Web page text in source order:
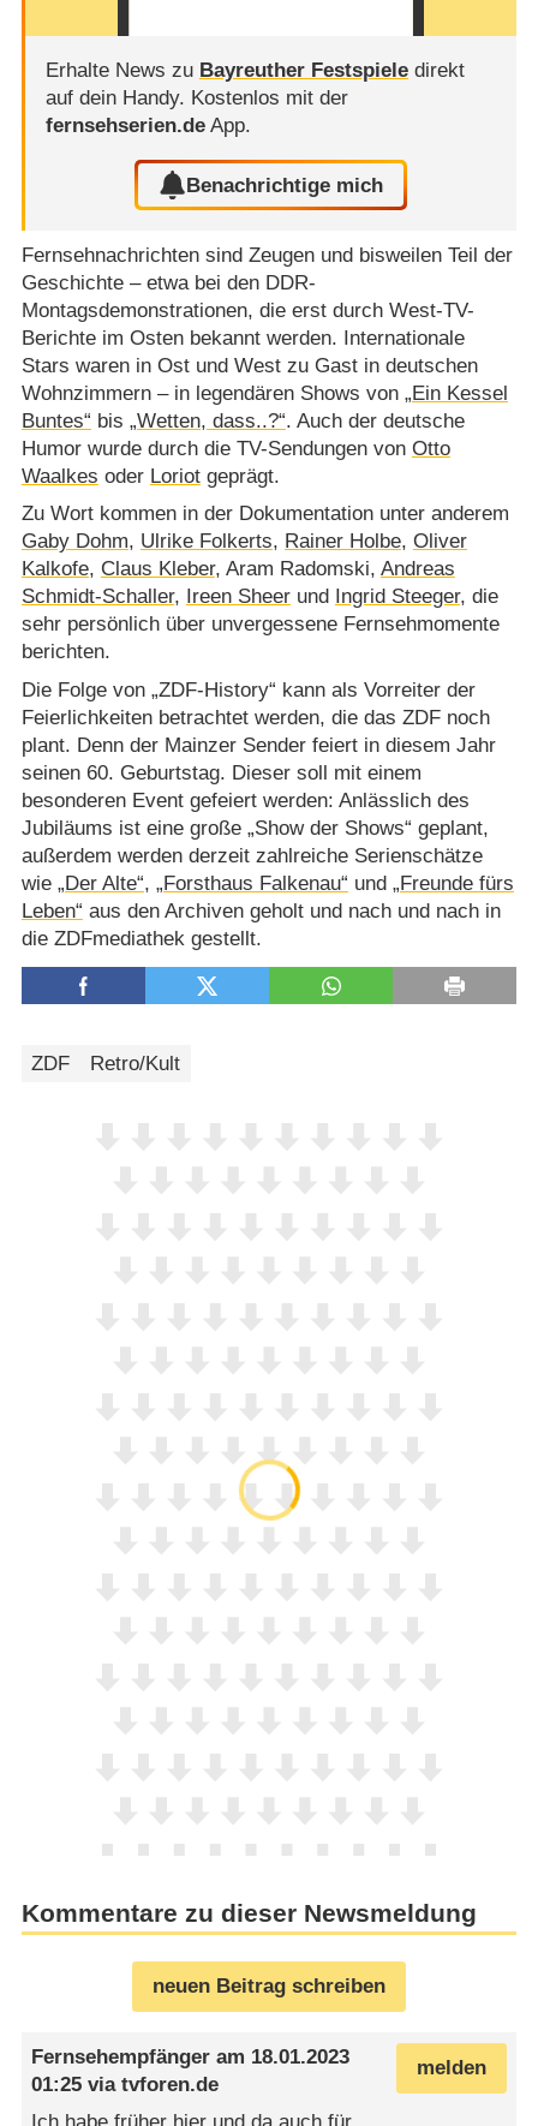
Erhalte News zu Bayreuther Festspieledirekt
auf dein Handy. Kostenlos mit der
fernsehserien.deApp.
Benachrichtige mich
Fernsehnachrichten sind Zeugen und bisweilen Teil der
Geschichte – etwa bei den DDR-
Montagsdemonstrationen, die erst durch West-TV-
Berichte im Osten bekannt werden. Internationale
Stars waren in Ost und West zu Gast in deutschen
Wohnzimmern – in legendären Shows von „Ein Kessel
Buntes“ bis „Wetten, dass..?“. Auch der deutsche
Humor wurde durch die TV-Sendungen von Otto
Waalkes oder Loriotgeprägt.
Zu Wort kommen in der Dokumentation unter anderem
Gaby Dohm, Ulrike Folkerts, Rainer Holbe, Oliver
Kalkofe, Claus Kleber, Aram Radomski, Andreas
Schmidt-Schaller, Ireen Sheerund Ingrid Steeger, die
sehr persönlich über unvergessene Fernsehmomente
berichten.
Die Folge von „ZDF-History“ kann als Vorreiter der
Feierlichkeiten betrachtet werden, die das ZDF noch
plant. Denn der Mainzer Sender feiert in diesem Jahr
seinen 60. Geburtstag. Dieser soll mit einem
besonderen Event gefeiert werden: Anlässlich des
Jubiläums ist eine große „Show der Shows“ geplant,
außerdem werden derzeit zahlreiche Serienschätze
wie „Der Alte“, „Forsthaus Falkenau“ und „Freunde fürs
Leben“ aus den Archiven geholt und nach und nach in
die ZDFmediathek gestellt.
ZDF Retro/Kult
Kommentare zu dieser Newsmeldung
neuen Beitrag schreiben
melden
Fernsehempfänger am 18.01.2023
01:25 viatvforen.de